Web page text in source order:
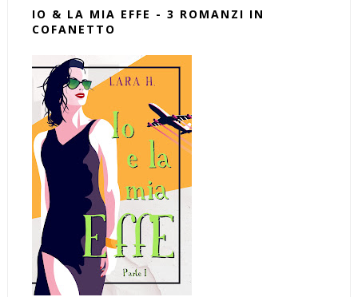
IO & LA MIA EFFE - 3 ROMANZI IN
COFANETTO